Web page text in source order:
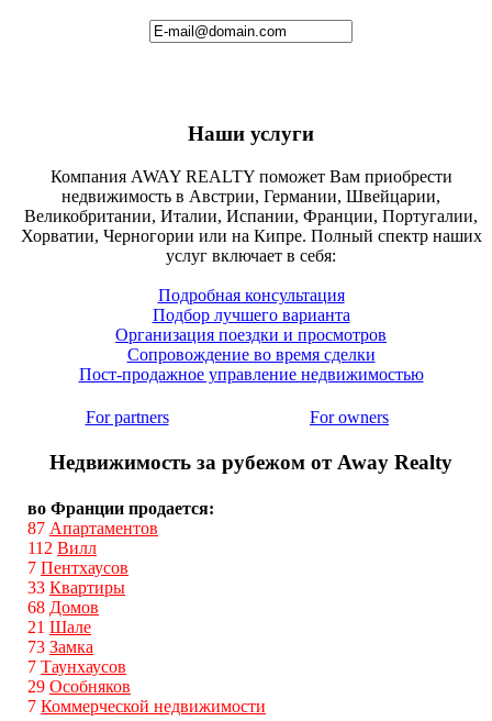
Наши услуги
Компания AWAY REALTY поможет Вам приобрести
недвижимость в Австрии, Германии, Швейцарии,
Великобритании, Италии, Испании, Франции, Португалии,
Хорватии, Черногории или на Кипре. Полный спектр наших
услуг включает в себя:
Подробная консультация
Подбор лучшего варианта
Организация поездки и просмотров
Сопровождение во время сделки
Пост-продажное управление недвижимостью
For partners For owners
Недвижимость за рубежом от Away Realty
во Франции продается:
87 Апартаментов
112 Вилл
7 Пентхаусов
33 Квартиры
68 Домов
21 Шале
73 Замка
7 Таунхаусов
29 Особняков
7 Коммерческой недвижимости